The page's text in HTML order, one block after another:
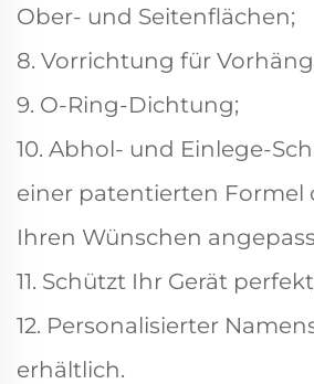
Ober- und Seitenflächen;
8. Vorrichtung für
9. O-Ring-Dichtung;
10. Abhol- und Einlege-
einer patentierten Formel
Ihren Wünschen
11. Schützt Ihr Gerät
12. Personalisierter
erhältlich.